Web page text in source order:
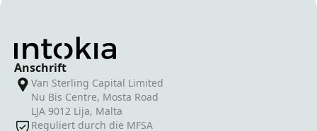
Anschrift
Van Sterling Capital Limited
Nu Bis Centre, Mosta Road
LJA 9012 Lija, Malta
Reguliert durch die MFSA